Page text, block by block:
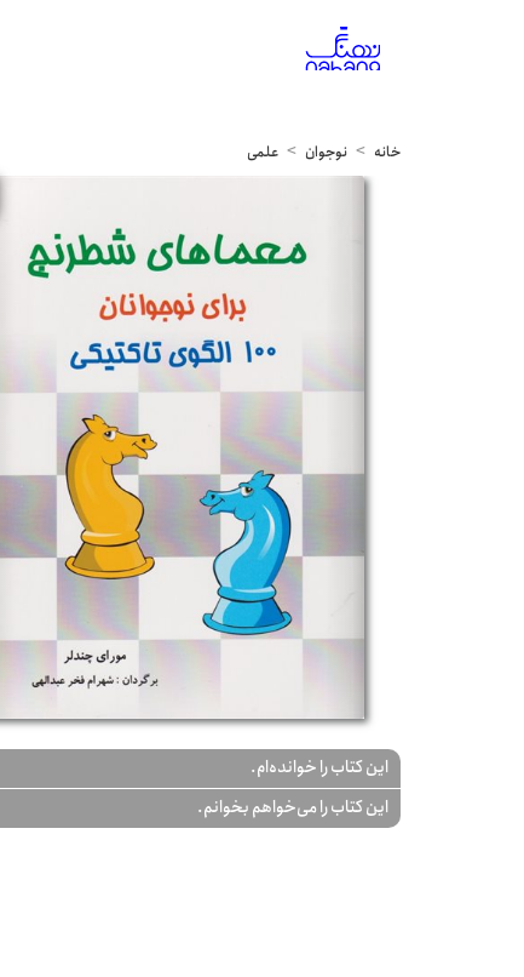
خانه نوجوان علمی
این کتاب را خوانده‌ام.
این کتاب را می‌خواهم بخوانم.